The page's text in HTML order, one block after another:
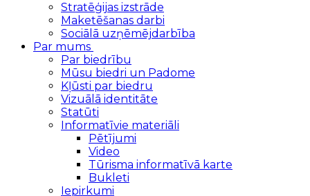
Stratēģijas izstrāde
Maketēšanas darbi
Sociālā uzņēmējdarbība
Par mums
Par biedrību
Mūsu biedri un Padome
Kļūsti par biedru
Vizuālā identitāte
Statūti
Informatīvie materiāli
Pētījumi
Video
Tūrisma informatīvā karte
Bukleti
Iepirkumi